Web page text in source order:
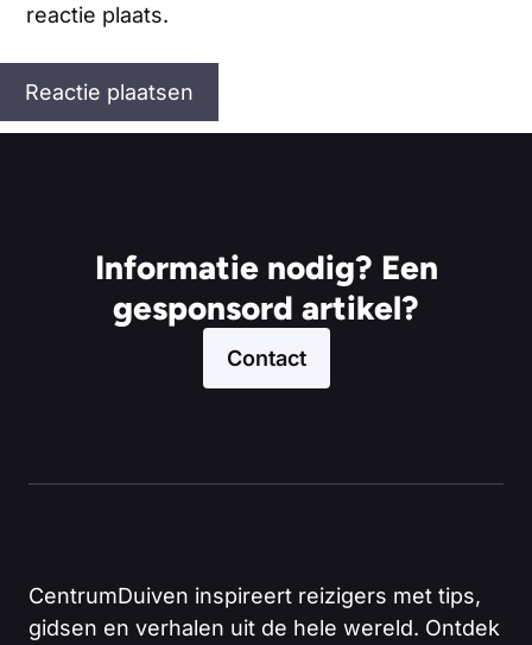
reactie plaats.
Informatie nodig? Een
gesponsord artikel?
Contact
CentrumDuiven inspireert reizigers met tips,
gidsen en verhalen uit de hele wereld. Ontdek